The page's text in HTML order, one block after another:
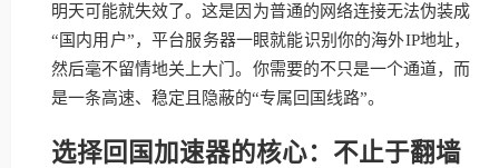
明天可能就失效了。这是因为普通的网络连接无法伪装成
“国内用户”，平台服务器一眼就能识别你的海外IP地址，
然后毫不留情地关上大门。你需要的不只是一个通道，而
是一条高速、稳定且隐蔽的“专属回国线路”。
选择回国加速器的核心：不止于翻墙